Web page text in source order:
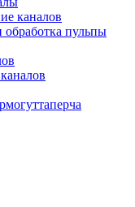
каналов
обработка пульпы